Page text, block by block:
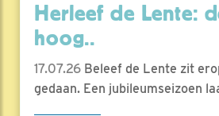
Herleef de Lente:
hoog..
17.07.26 Beleef de Lente zit
gedaan. Een jubileumseizoen